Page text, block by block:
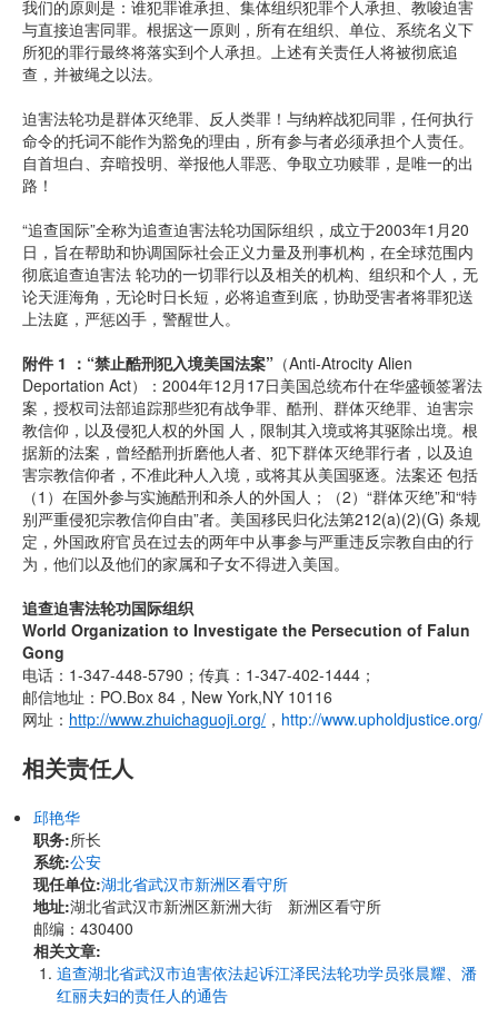
我们的原则是：谁犯罪谁承担、集体组织犯罪个人承担、教唆迫害
与直接迫害同罪。根据这一原则，所有在组织、单位、系统名义下
所犯的罪行最终将落实到个人承担。上述有关责任人将被彻底追
查，并被绳之以法。
迫害法轮功是群体灭绝罪、反人类罪！与纳粹战犯同罪，任何执行
命令的托词不能作为豁免的理由，所有参与者必须承担个人责任。
自首坦白、弃暗投明、举报他人罪恶、争取立功赎罪，是唯一的出
路！
“追查国际”全称为追查迫害法轮功国际组织，成立于2003年1月20
日，旨在帮助和协调国际社会正义力量及刑事机构，在全球范围内
彻底追查迫害法 轮功的一切罪行以及相关的机构、组织和个人，无
论天涯海角，无论时日长短，必将追查到底，协助受害者将罪犯送
上法庭，严惩凶手，警醒世人。
附件 1 ：“禁止酷刑犯入境美国法案” （Anti-Atrocity Alien
Deportation Act）：2004年12月17日美国总统布什在华盛顿签署法
案，授权司法部追踪那些犯有战争罪、酷刑、群体灭绝罪、迫害宗
教信仰，以及侵犯人权的外国 人，限制其入境或将其驱除出境。根
据新的法案，曾经酷刑折磨他人者、犯下群体灭绝罪行者，以及迫
害宗教信仰者，不准此种人入境，或将其从美国驱逐。法案还 包括
（1）在国外参与实施酷刑和杀人的外国人；（2）“群体灭绝”和“特
别严重侵犯宗教信仰自由”者。美国移民归化法第212(a)(2)(G) 条规
定，外国政府官员在过去的两年中从事参与严重违反宗教自由的行
为，他们以及他们的家属和子女不得进入美国。
追查迫害法轮功国际组织
World Organization to Investigate the Persecution of Falun
Gong
电话：1-347-448-5790；传真：1-347-402-1444；
邮信地址：PO.Box 84，New York,NY 10116
网址： http://www.zhuichaguoji.org/ ， http://www.upholdjustice.org/
相关责任人
邱艳华
职务:所长
系统:公安
现任单位:湖北省武汉市新洲区看守所
地址:​湖北省武汉市新洲区新洲大街 新洲区看守所
邮编：430400
相关文章:
追查湖北省武汉市迫害依法起诉江泽民法轮功学员张晨耀、潘
红丽夫妇的责任人的通告